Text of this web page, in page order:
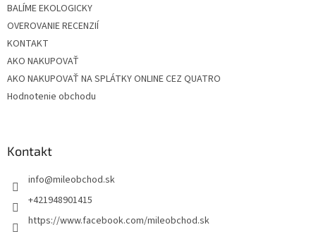
BALÍME EKOLOGICKY
OVEROVANIE RECENZIÍ
KONTAKT
AKO NAKUPOVAŤ
AKO NAKUPOVAŤ NA SPLÁTKY ONLINE CEZ QUATRO
Hodnotenie obchodu
Kontakt
info@mileobchod.sk
+421948901415
https://www.facebook.com/mileobchod.sk